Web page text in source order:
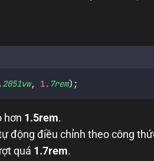
, 1.7rem);
hơn 1.5rem.
động điều chỉnh theo công
quá 1.7rem.